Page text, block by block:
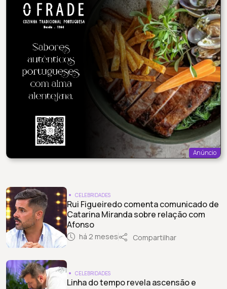
Anúncio
CELEBRIDADES
Rui Figueiredo comenta comunicado de
Catarina Miranda sobre relação com
Afonso
há 2 meses Compartilhar
CELEBRIDADES
Linha do tempo revela ascensão e